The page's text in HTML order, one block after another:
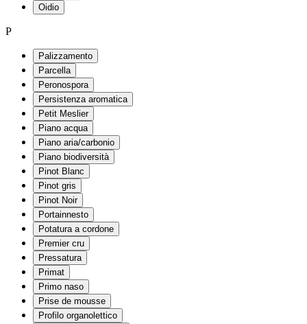
Oidio
P
Palizzamento
Parcella
Peronospora
Persistenza aromatica
Petit Meslier
Piano acqua
Piano aria/carbonio
Piano biodiversità
Pinot Blanc
Pinot gris
Pinot Noir
Portainnesto
Potatura a cordone
Premier cru
Pressatura
Primat
Primo naso
Prise de mousse
Profilo organolettico